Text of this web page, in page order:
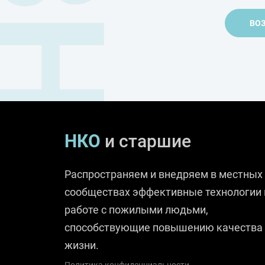
НКО и старшие
Распространяем и внедряем в местных
сообществах эффективные технологии
работе с пожилыми людьми,
способствующие повышению качества
жизни.